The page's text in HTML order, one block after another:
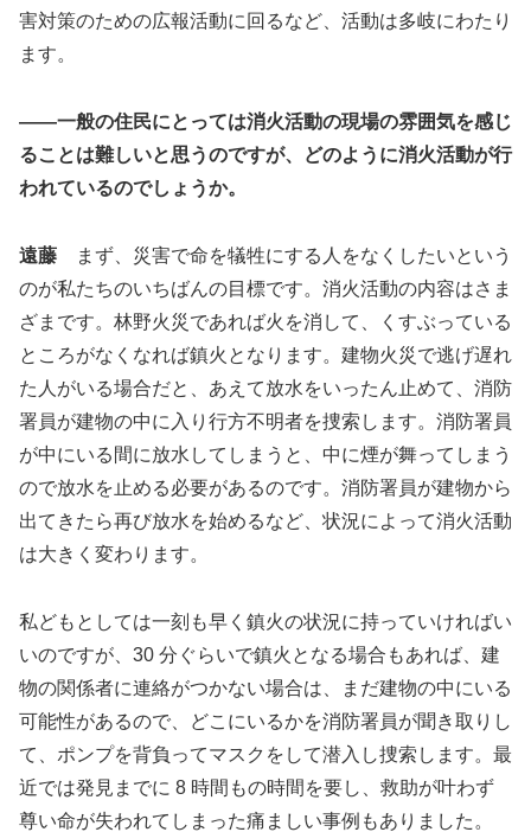
害対策のための広報活動に回るなど、活動は多岐にわたり
ます。
――一般の住民にとっては消火活動の現場の雰囲気を感じ
ることは難しいと思うのですが、どのように消火活動が行
われているのでしょうか。
遠藤
まず、災害で命を犠牲にする人をなくしたいという
のが私たちのいちばんの目標です。消火活動の内容はさま
ざまです。林野火災であれば火を消して、くすぶっている
ところがなくなれば鎮火となります。建物火災で逃げ遅れ
た人がいる場合だと、あえて放水をいったん止めて、消防
署員が建物の中に入り行方不明者を捜索します。消防署員
が中にいる間に放水してしまうと、中に煙が舞ってしまう
ので放水を止める必要があるのです。消防署員が建物から
出てきたら再び放水を始めるなど、状況によって消火活動
は大きく変わります。
私どもとしては一刻も早く鎮火の状況に持っていければい
いのですが、30 分ぐらいで鎮火となる場合もあれば、建
物の関係者に連絡がつかない場合は、まだ建物の中にいる
可能性があるので、どこにいるかを消防署員が聞き取りし
て、ポンプを背負ってマスクをして潜入し捜索します。最
近では発見までに 8 時間もの時間を要し、救助が叶わず
尊い命が失われてしまった痛ましい事例もありました。